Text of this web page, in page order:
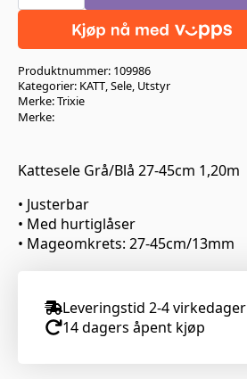
line
antall
Produktnummer: 109986
Kategorier: KATT,Sele, Utstyr
Merke:Trixie
Merke:
Kattesele Grå/Blå 27-45cm 1,20m
• Justerbar
• Med hurtiglåser
• Mageomkrets: 27-45cm/13mm
Leveringstid 2-4 virkedager
14 dagers åpent kjøp